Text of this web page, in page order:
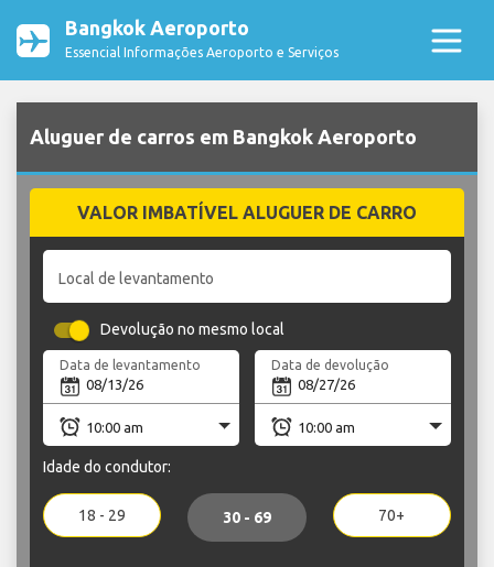
Bangkok Aeroporto
Essencial Informações Aeroporto e Serviços
Aluguer de carros em Bangkok Aeroporto
VALOR IMBATÍVEL ALUGUER DE CARRO
Local de levantamento
Devolução no mesmo local
Data de levantamento Data de devolução
Idade do condutor:
18 - 29 30 - 69 70+